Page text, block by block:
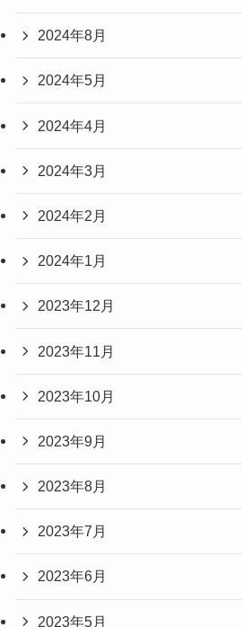
2024年8月
2024年5月
2024年4月
2024年3月
2024年2月
2024年1月
2023年12月
2023年11月
2023年10月
2023年9月
2023年8月
2023年7月
2023年6月
2023年5月